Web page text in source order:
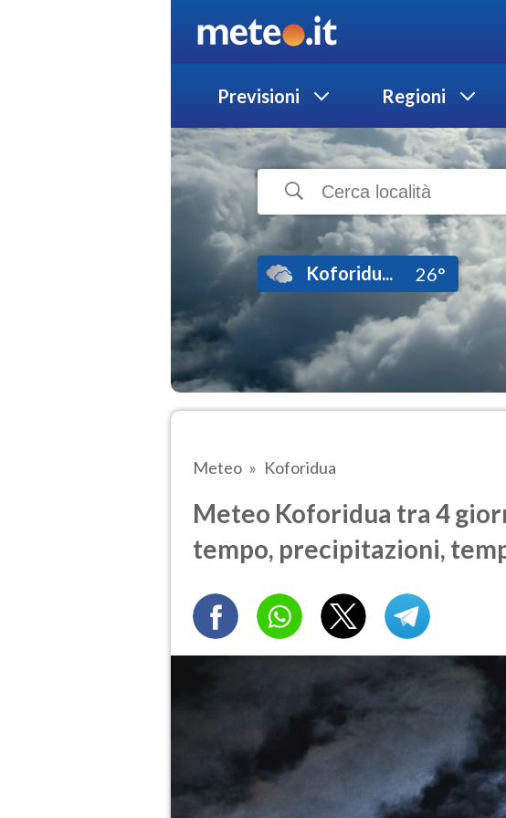
Previsioni Regioni
Koforidu... 26°
Meteo Koforidua
Meteo Koforidua tra 4
tempo, precipitazioni,